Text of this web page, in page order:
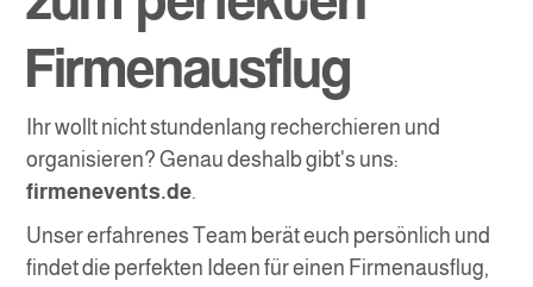
Firmenausflug
Ihr wollt nicht stundenlang recherchieren und
organisieren? Genau deshalb gibt's uns:
firmenevents.de.
Unser erfahrenes Team berät euch persönlich und
findet die perfekten Ideen für einen Firmenausflug,